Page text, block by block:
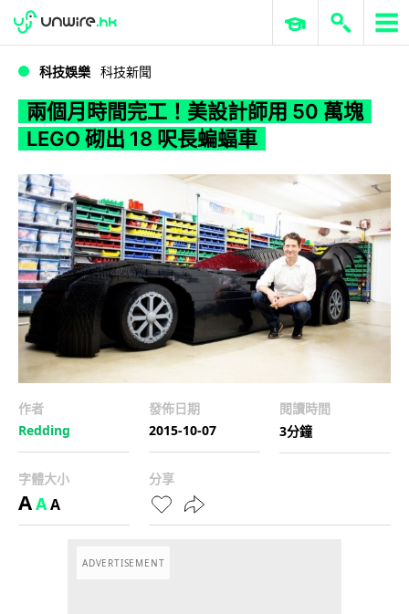
WWDC 2026 ERP 與商業 AI
科技娛樂 科技新聞
兩個月時間完工！美設計師用 50 萬塊
LEGO 砌出 18 呎長蝙蝠車
作者
Redding
發佈日期
2015-10-07
閱讀時間
3分鐘
字體大小
AAA
分享
ADVERTISEMENT